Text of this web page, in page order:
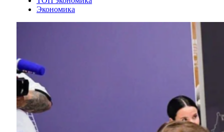
Экономика